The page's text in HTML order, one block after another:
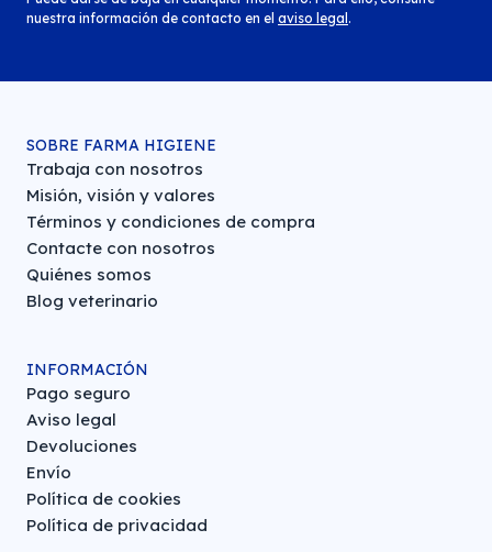
nuestra información de contacto en el aviso legal .
SOBRE FARMA HIGIENE
Trabaja con nosotros
Misión, visión y valores
Términos y condiciones de compra
Contacte con nosotros
Quiénes somos
Blog veterinario
INFORMACIÓN
Pago seguro
Aviso legal
Devoluciones
Envío
Política de cookies
Política de privacidad